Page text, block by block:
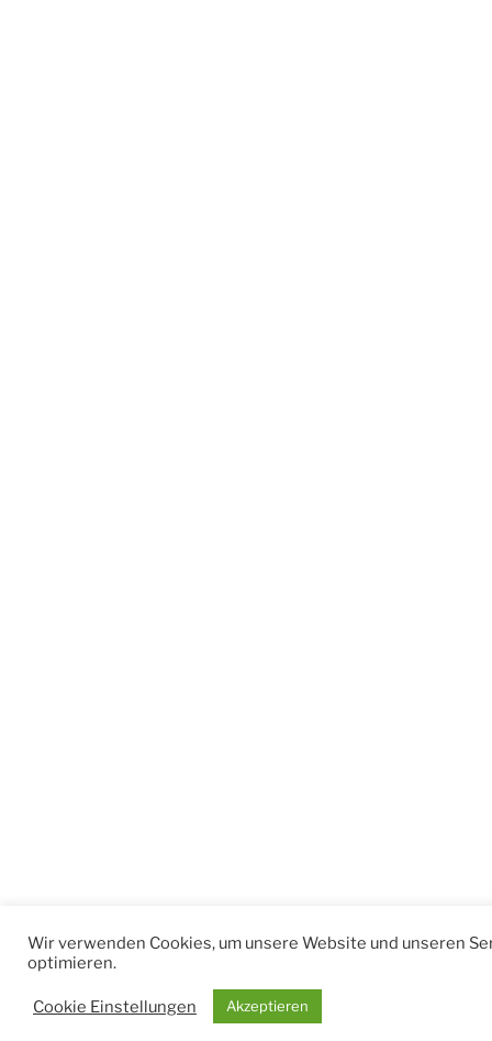
Wir verwenden Cookies, um unsere Website und unseren
optimieren.
Cookie Einstellungen Akzeptieren